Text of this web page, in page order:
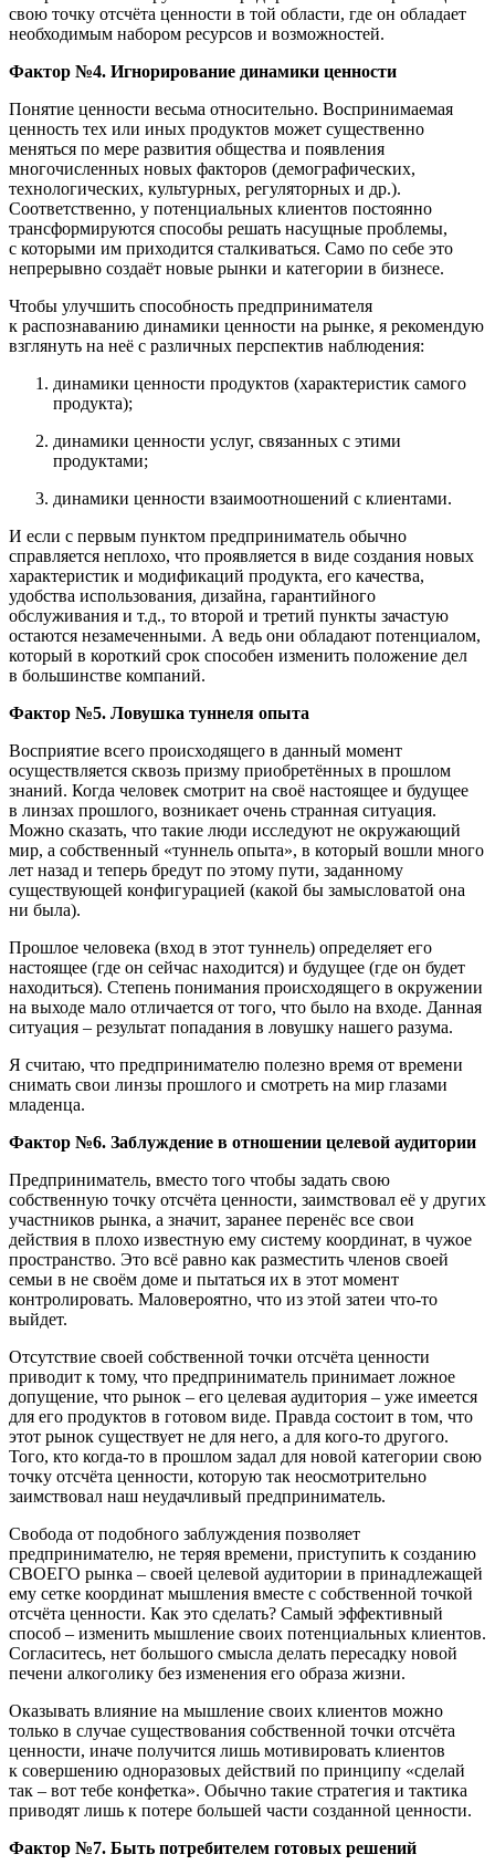
свою точку отсчёта ценности в той области, где он обладает
необходимым набором ресурсов и возможностей.
Фактор №4. Игнорирование динамики ценности
Понятие ценности весьма относительно. Воспринимаемая
ценность тех или иных продуктов может существенно
меняться по мере развития общества и появления
многочисленных новых факторов (демографических,
технологических, культурных, регуляторных и др.).
Соответственно, у потенциальных клиентов постоянно
трансформируются способы решать насущные проблемы,
с которыми им приходится сталкиваться. Само по себе это
непрерывно создаёт новые рынки и категории в бизнесе.
Чтобы улучшить способность предпринимателя
к распознаванию динамики ценности на рынке, я рекомендую
взглянуть на неё с различных перспектив наблюдения:
динамики ценности продуктов (характеристик самого
продукта);
динамики ценности услуг, связанных с этими
продуктами;
динамики ценности взаимоотношений с клиентами.
И если с первым пунктом предприниматель обычно
справляется неплохо, что проявляется в виде создания новых
характеристик и модификаций продукта, его качества,
удобства использования, дизайна, гарантийного
обслуживания и т.д., то второй и третий пункты зачастую
остаются незамеченными. А ведь они обладают потенциалом,
который в короткий срок способен изменить положение дел
в большинстве компаний.
Фактор №5. Ловушка туннеля опыта
Восприятие всего происходящего в данный момент
осуществляется сквозь призму приобретённых в прошлом
знаний. Когда человек смотрит на своё настоящее и будущее
в линзах прошлого, возникает очень странная ситуация.
Можно сказать, что такие люди исследуют не окружающий
мир, а собственный «туннель опыта», в который вошли много
лет назад и теперь бредут по этому пути, заданному
существующей конфигурацией (какой бы замысловатой она
ни была).
Прошлое человека (вход в этот туннель) определяет его
настоящее (где он сейчас находится) и будущее (где он будет
находиться). Степень понимания происходящего в окружении
на выходе мало отличается от того, что было на входе. Данная
ситуация – результат попадания в ловушку нашего разума.
Я считаю, что предпринимателю полезно время от времени
снимать свои линзы прошлого и смотреть на мир глазами
младенца.
Фактор №6. Заблуждение в отношении целевой аудитории
Предприниматель, вместо того чтобы задать свою
собственную точку отсчёта ценности, заимствовал её у других
участников рынка, а значит, заранее перенёс все свои
действия в плохо известную ему систему координат, в чужое
пространство. Это всё равно как разместить членов своей
семьи в не своём доме и пытаться их в этот момент
контролировать. Маловероятно, что из этой затеи что-то
выйдет.
Отсутствие своей собственной точки отсчёта ценности
приводит к тому, что предприниматель принимает ложное
допущение, что рынок – его целевая аудитория – уже имеется
для его продуктов в готовом виде. Правда состоит в том, что
этот рынок существует не для него, а для кого-то другого.
Того, кто когда-то в прошлом задал для новой категории свою
точку отсчёта ценности, которую так неосмотрительно
заимствовал наш неудачливый предприниматель.
Свобода от подобного заблуждения позволяет
предпринимателю, не теряя времени, приступить к созданию
СВОЕГО рынка – своей целевой аудитории в принадлежащей
ему сетке координат мышления вместе с собственной точкой
отсчёта ценности. Как это сделать? Самый эффективный
способ – изменить мышление своих потенциальных клиентов.
Согласитесь, нет большого смысла делать пересадку новой
печени алкоголику без изменения его образа жизни.
Оказывать влияние на мышление своих клиентов можно
только в случае существования собственной точки отсчёта
ценности, иначе получится лишь мотивировать клиентов
к совершению одноразовых действий по принципу «сделай
так – вот тебе конфетка». Обычно такие стратегия и тактика
приводят лишь к потере большей части созданной ценности.
Фактор №7. Быть потребителем готовых решений